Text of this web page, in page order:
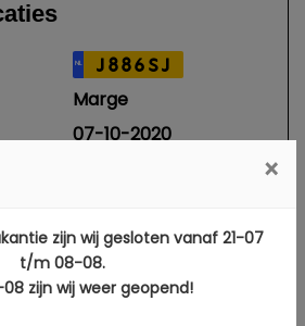
NL J886SJ
Marge
07-10-2020
09-10-2026
×
zijn wij gesloten vanaf 21-07
t/m 08-08.
zijn wij weer geopend!